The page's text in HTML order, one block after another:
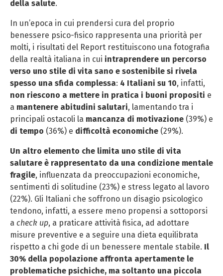
della salute.
In un’epoca in cui prendersi cura del proprio
benessere psico-fisico rappresenta una priorità per
molti, i risultati del Report restituiscono una fotografia
della realtà italiana in cui intraprendere un percorso
verso uno stile di vita sano e sostenibile si rivela
spesso una sfida complessa: 4 Italiani su 10, infatti,
non riescono a mettere in pratica i buoni propositi e
a mantenere abitudini salutari, lamentando tra i
principali ostacoli la mancanza di motivazione (39%) e
di tempo (36%) e difficoltà economiche (29%).
Un altro elemento che limita uno stile di vita
salutare è rappresentato da una condizione mentale
fragile, influenzata da preoccupazioni economiche,
sentimenti di solitudine (23%) e stress legato al lavoro
(22%). Gli Italiani che soffrono un disagio psicologico
tendono, infatti, a essere meno propensi a sottoporsi
a check up, a praticare attività fisica, ad adottare
misure preventive e a seguire una dieta equilibrata
rispetto a chi gode di un benessere mentale stabile. Il
30% della popolazione affronta apertamente le
problematiche psichiche, ma soltanto una piccola